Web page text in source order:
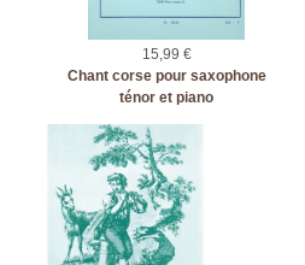
15,99 €
Chant corse pour saxophone
ténor et piano